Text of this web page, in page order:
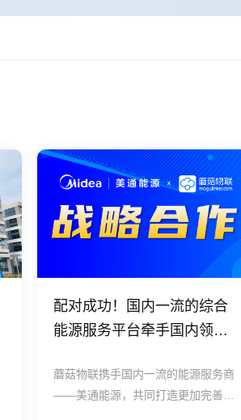
配对成功！国内一流的综合
能源服务平台牵手国内领先
蘑菇物联携手国内一流的能源服务商
——美通能源，共同打造更加完善的